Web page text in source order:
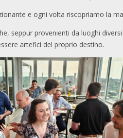
e ogni volta riscopriamo la
seppur provenienti da luoghi
artefici del proprio destino.